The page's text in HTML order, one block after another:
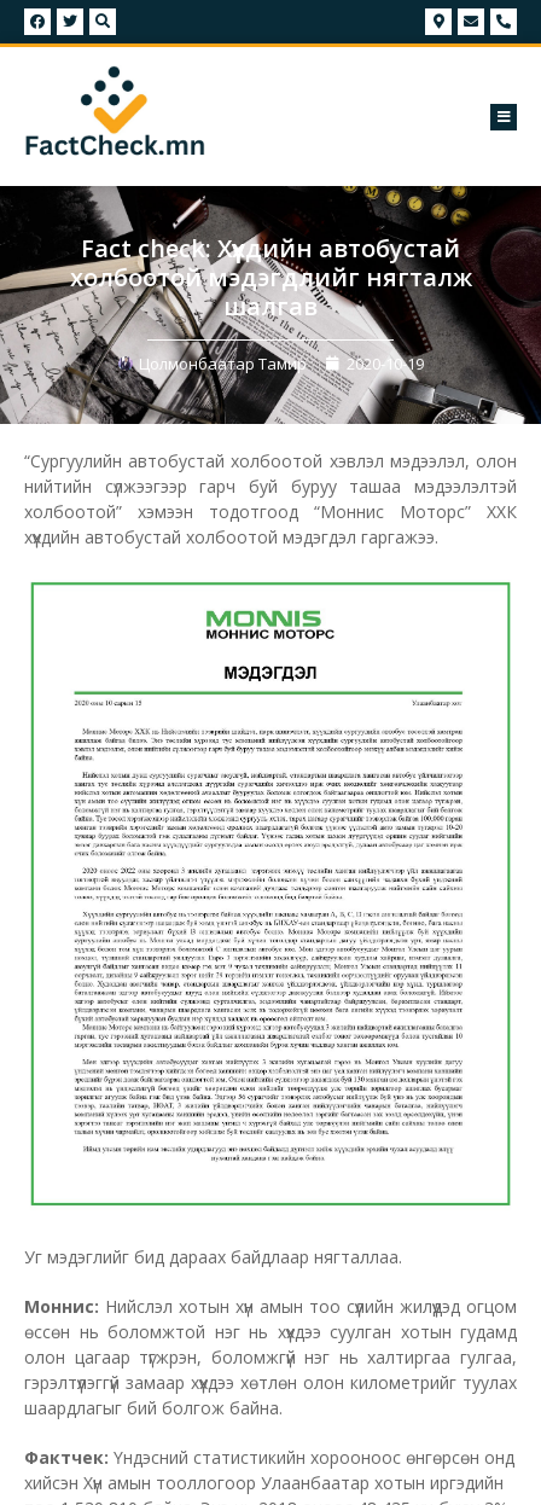
Fact check: Хүүхдийн автобустай
холбоотой мэдэгдлийг нягталж
шалгав
Цолмонбаатар Тамир 2020-10-19
“Сургуулийн автобустай холбоотой хэвлэл мэдээлэл, олон
нийтийн сүлжээгээр гарч буй буруу ташаа мэдээлэлтэй
холбоотой” хэмээн тодотгоод “Моннис Моторс” ХХК
хүүхдийн автобустай холбоотой мэдэгдэл гаргажээ.
Уг мэдэглийг бид дараах байдлаар нягталлаа.
Моннис: Нийслэл хотын хүн амын тоо сүүлийн жилүүдэд огцом
өссөн нь боломжтой нэг нь хүүхдээ суулган хотын гудамд
олон цагаар түгжрэн, боломжгүй нэг нь халтиргаа гулгаа,
гэрэлтүүлэггүй замаар хүүхдээ хөтлөн олон километрийг туулах
шаардлагыг бий болгож байна.
Фактчек: Үндэсний статистикийн хорооноос өнгөрсөн онд
хийсэн Хүн амын тооллогоор Улаанбаатар хотын иргэдийн